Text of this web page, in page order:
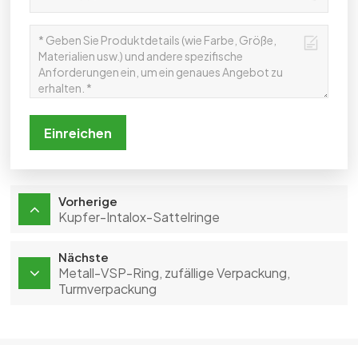
Einreichen
Vorherige
Kupfer-Intalox-Sattelringe
Nächste
Metall-VSP-Ring, zufällige Verpackung,
Turmverpackung